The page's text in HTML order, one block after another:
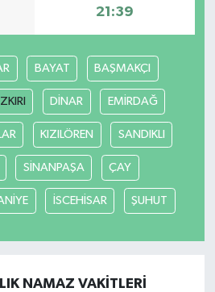
21:39
BAYAT BAŞMAKÇI
DİNAR EMİRDAĞ
KIZILÖREN SANDIKLI
SİNANPAŞA ÇAY
İSCEHİSAR ŞUHUT
NAMAZ VAKITLERI